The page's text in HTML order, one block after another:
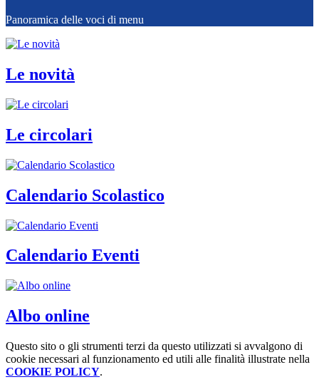
Panoramica delle voci di menu
Le novità
Le circolari
Calendario Scolastico
Calendario Eventi
Albo online
Questo sito o gli strumenti terzi da questo utilizzati si avvalgono di
cookie necessari al funzionamento ed utili alle finalità illustrate nella
COOKIE POLICY.